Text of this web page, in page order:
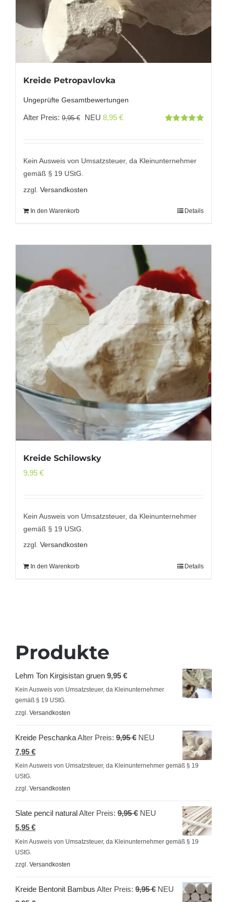
Kreide Petropavlovka
Ungeprüfte Gesamtbewertungen
Alter Preis: 9,95€
Ursprünglicher
9,95 €
NEU 8,95 €Aktueller
8,95 €.
Kein Ausweis von Umsatzsteuer, da Kleinunternehmer
gemäß § 19 UStG.
zzgl. Versandkosten
In den Warenkorb Details
Kreide Schilowsky
9,95 €
Kein Ausweis von Umsatzsteuer, da Kleinunternehmer
gemäß § 19 UStG.
zzgl. Versandkosten
In den Warenkorb Details
Produkte
Lehm Ton Kirgisistan gruen 9,95 €
Kein Ausweis von Umsatzsteuer, da Kleinunternehmer
gemäß § 19 UStG.
zzgl. Versandkosten
Kreide PeschankaAlter Preis: 9,95€ Ursprünglicher
war:
NEU
7,95 €Aktueller
Preis
Kein Ausweis von Umsatzsteuer, da Kleinunternehmer gemäß § 19
UStG.
zzgl. Versandkosten
Slate pencil naturalAlter Preis: 9,95€ Ursprünglicher
war:
NEU
5,95 €Aktueller
Preis
5,95 €.
Kein Ausweis von Umsatzsteuer, da Kleinunternehmer gemäß § 19
UStG.
zzgl. Versandkosten
Kreide Bentonit Bambus Alter Preis: 9,95€ Ursprünglicher
NEU